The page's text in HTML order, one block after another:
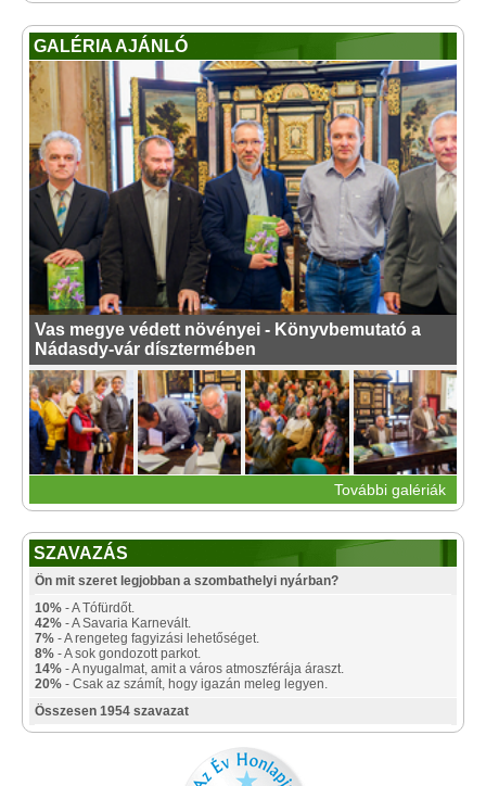
GALÉRIA AJÁNLÓ
Vas megye védett növényei - Könyvbemutató a
Nádasdy-vár dísztermében
További galériák
SZAVAZÁS
Ön mit szeret legjobban a szombathelyi nyárban?
10% - A Tófürdőt.
42% - A Savaria Karnevált.
7% - A rengeteg fagyizási lehetőséget.
8% - A sok gondozott parkot.
14% - A nyugalmat, amit a város atmoszférája áraszt.
20% - Csak az számít, hogy igazán meleg legyen.
Összesen 1954 szavazat